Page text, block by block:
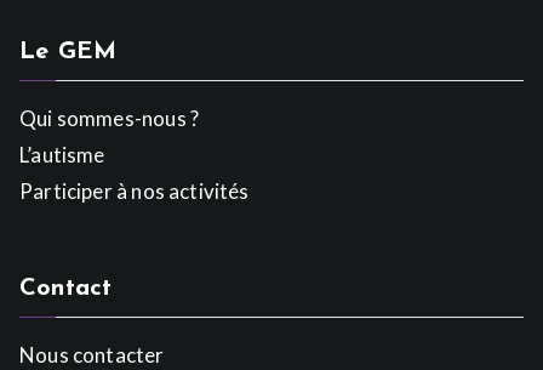
Le GEM
Qui sommes-nous ?
L’autisme
Participer à nos activités
Contact
Nous contacter